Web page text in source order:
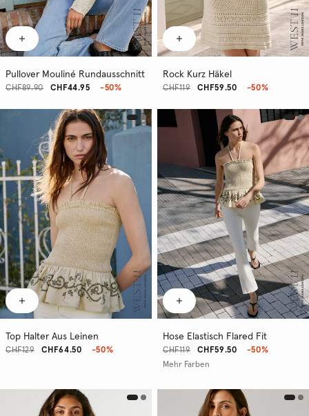
Pullover Mouliné Rundausschnitt
CHF44.95
CHF89.90 -50%
Rock Kurz Häkel
CHF59.50
CHF119 -50%
Top Halter Aus Leinen
CHF64.50
CHF129 -50%
Hose Elastisch Flared Fit
CHF59.50
CHF119
-50%
Mehr Farben